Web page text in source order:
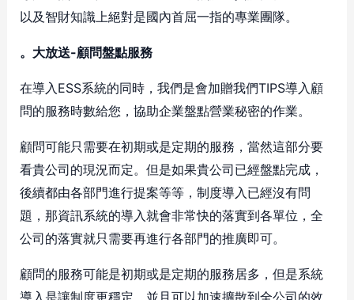
以及智財知識上絕對是國內首屈一指的專業團隊。
。大放送-顧問盤點服務
在導入ESS系統的同時，我們是會加贈我們TIPS導入顧
問的服務時數給您，協助企業盤點營業秘密的作業。
顧問可能只需要在初期或是定期的服務，當然這部分要
看貴公司的現況而定。但是如果貴公司已經盤點完成，
後續都由各部門進行提案等等，制度導入已經沒有問
題，那資訊系統的導入就會非常快的落實到各單位，全
公司的落實就只需要再進行各部門的推廣即可。
顧問的服務可能是初期或是定期的服務居多，但是系統